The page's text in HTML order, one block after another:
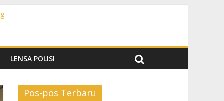
Lalu Lintas
LENSA POLISI
Pos-pos Terbaru